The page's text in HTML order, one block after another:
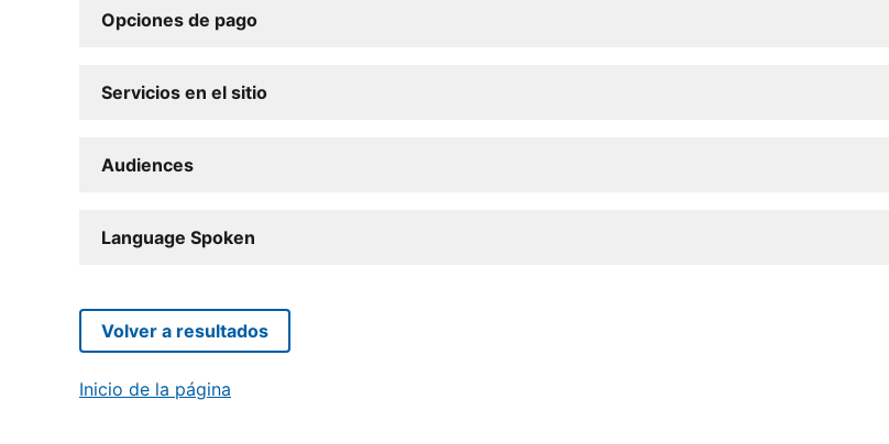
Opciones de pago
Servicios en el sitio
Audiences
Language Spoken
Volver a resultados
Inicio de la página